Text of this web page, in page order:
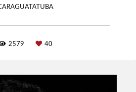
2579 40